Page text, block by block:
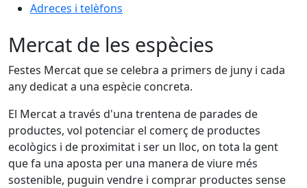
Adreces i telèfons
Mercat de les espècies
Festes Mercat que se celebra a primers de juny i cada
any dedicat a una espècie concreta.
El Mercat a través d'una trentena de parades de
productes, vol potenciar el comerç de productes
ecològics i de proximitat i ser un lloc, on tota la gent
que fa una aposta per una manera de viure més
sostenible, puguin vendre i comprar productes sense